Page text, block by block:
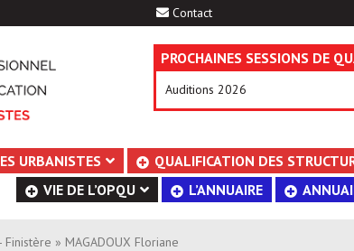
Contact
PROCHAINES SESSIONS DE
Auditions 2026
URBANISTES QUALIFICATION DES
VIE DE L’OPQU
L’ANNUAIRE
Finistère » MAGADOUX Floriane